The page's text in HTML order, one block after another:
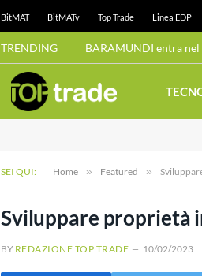
BitMAT BitMATv Top Trade Linea EDP
TRENDING BARAMUNDI entra nel
SEI QUI: Home » Featured »
Sviluppare proprietà
BY REDAZIONE TOP TRADE 10/02/2023